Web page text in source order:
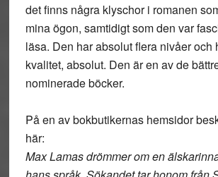
det finns några klyschor i romanen
mina ögon, samtidigt som den var
läsa. Den har absolut flera nivåer och
kvalitet, absolut. Den är en av de
nominerade böcker.
På en av bokbutikernas hemsidor
här:
Max Lamas drömmer om en